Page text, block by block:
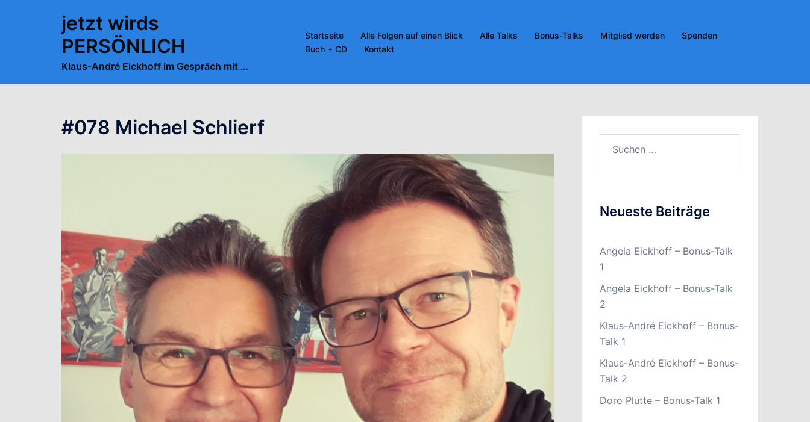
jetzt wirds
PERSÖNLICH
Klaus-André Eickhoff im Gespräch mit …
Startseite Alle Folgen auf einen Blick Alle Talks Bonus-Talks Mitglied werden
Spenden
Buch + CD
Kontakt
#078 Michael Schlierf
Neueste Beiträge
Angela Eickhoff – Bonus-Talk
1
Angela Eickhoff – Bonus-Talk
2
Klaus-André Eickhoff – Bonus-
Talk 1
Klaus-André Eickhoff – Bonus-
Talk 2
Doro Plutte – Bonus-Talk 1